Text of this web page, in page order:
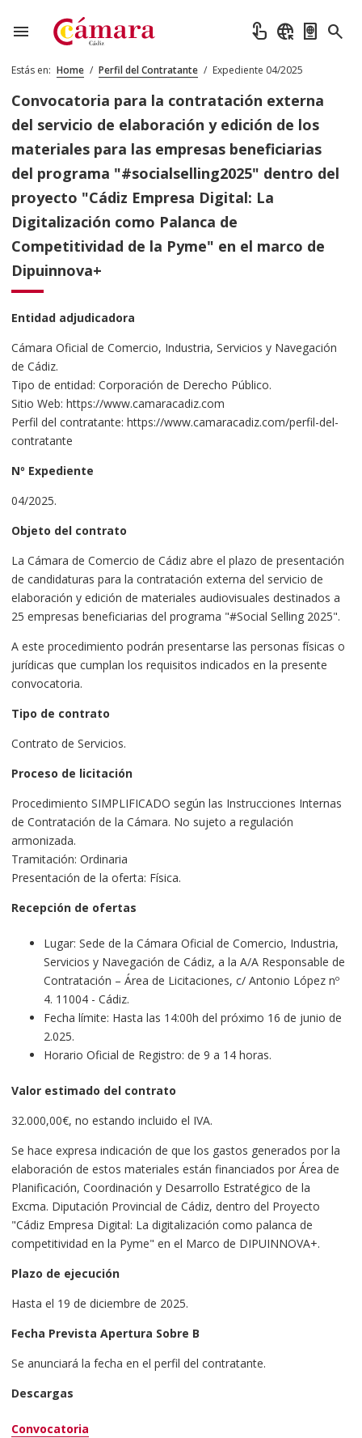
menu touch_app captive_portal passport search
Estás en: Home / Perfil del Contratante / Expediente 04/2025
Convocatoria para la contratación externa
del servicio de elaboración y edición de los
materiales para las empresas beneficiarias
del programa "#socialselling2025" dentro del
proyecto "Cádiz Empresa Digital: La
Digitalización como Palanca de
Competitividad de la Pyme" en el marco de
Dipuinnova+
Entidad adjudicadora
Cámara Oficial de Comercio, Industria, Servicios y Navegación
de Cádiz.
Tipo de entidad: Corporación de Derecho Público.
Sitio Web: https://www.camaracadiz.com
Perfil del contratante: https://www.camaracadiz.com/perfil-del-
contratante
Nº Expediente
04/2025.
Objeto del contrato
La Cámara de Comercio de Cádiz abre el plazo de presentación
de candidaturas para la contratación externa del servicio de
elaboración y edición de materiales audiovisuales destinados a
25 empresas beneficiarias del programa "#Social Selling 2025".
A este procedimiento podrán presentarse las personas físicas o
jurídicas que cumplan los requisitos indicados en la presente
convocatoria.
Tipo de contrato
Contrato de Servicios.
Proceso de licitación
Procedimiento SIMPLIFICADO según las Instrucciones Internas
de Contratación de la Cámara. No sujeto a regulación
armonizada.
Tramitación: Ordinaria
Presentación de la oferta: Física.
Recepción de ofertas
Lugar: Sede de la Cámara Oficial de Comercio, Industria,
Servicios y Navegación de Cádiz, a la A/A Responsable de
Contratación – Área de Licitaciones, c/ Antonio López nº
4. 11004 - Cádiz.
Fecha límite: Hasta las 14:00h del próximo 16 de junio de
2.025.
Horario Oficial de Registro: de 9 a 14 horas.
Valor estimado del contrato
32.000,00€, no estando incluido el IVA.
Se hace expresa indicación de que los gastos generados por la
elaboración de estos materiales están financiados por Área de
Planificación, Coordinación y Desarrollo Estratégico de la
Excma. Diputación Provincial de Cádiz, dentro del Proyecto
"Cádiz Empresa Digital: La digitalización como palanca de
competitividad en la Pyme" en el Marco de DIPUINNOVA+.
Plazo de ejecución
Hasta el 19 de diciembre de 2025.
Fecha Prevista Apertura Sobre B
Se anunciará la fecha en el perfil del contratante.
Descargas
Convocatoria